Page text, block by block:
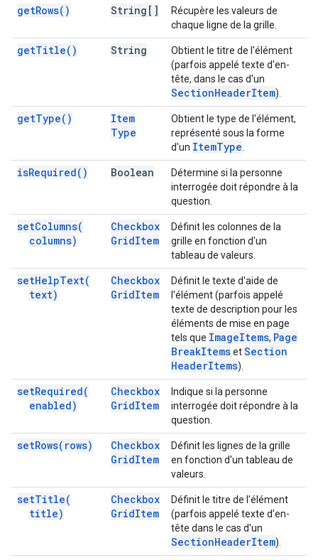
getRows( ) String[]
Récupère les valeurs de
chaque ligne de la grille.
getTitle( ) String
Obtient le titre de l'élément
(parfois appelé texte d'en-
tête, dans le cas d'un
SectionHeaderItem).
getType( )
Item
Type
Obtient le type de l'élément,
représenté sous la forme
d'un ItemType
isRequired( ) Boolean
Détermine si la personne
interrogée doit répondre à la
question.
setColumns(
columns)
Checkbox
GridItem
Définit les colonnes de la
grille en fonction d'un
tableau de valeurs.
setHelpText(
text)
Checkbox
GridItem
Définit le texte d'aide de
l'élément (parfois appelé
texte de description pour les
éléments de mise en page
tels que ImageItems, Page
BreakItemsetSection
HeaderItems).
setRequired(
enabled)
Checkbox
GridItem
Indique si la personne
interrogée doit répondre à la
question.
setRows( rows)
Checkbox
GridItem
Définit les lignes de la grille
en fonction d'un tableau de
valeurs.
setTitle(
title)
Checkbox
GridItem
Définit le titre de l'élément
(parfois appelé texte d'en-
tête dans le cas d'un
SectionHeaderItem).